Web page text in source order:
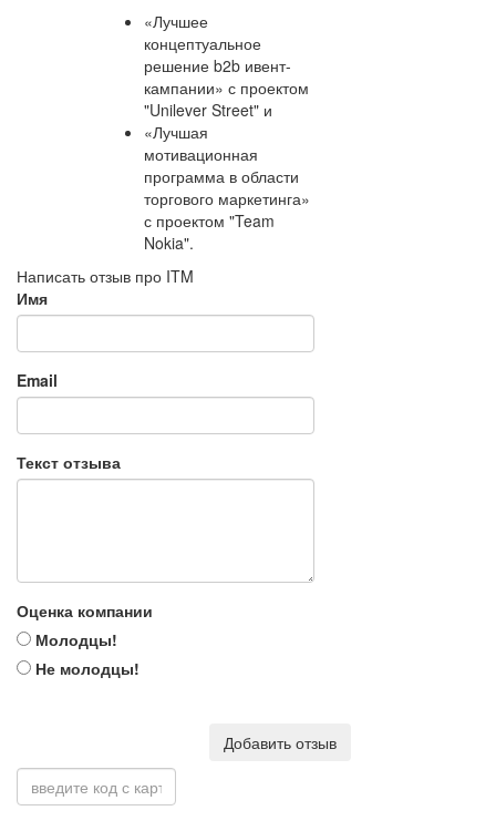
«Лучшее
концептуальное
решение b2b ивент-
кампании» с проектом
"Unilever Street" и
«Лучшая
мотивационная
программа в области
торгового маркетинга»
с проектом "Team
Nokia".
Написать отзыв про ITM
Имя
Email
Текст отзыва
Оценка компании
Молодцы!
Не молодцы!
Добавить отзыв